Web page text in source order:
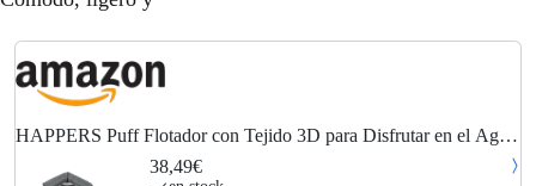
HAPPERS Puff Flotador con Tejido 3D para Disfrutar en el Agua
38,49€